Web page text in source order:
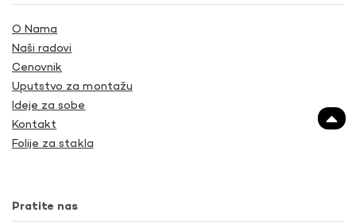
O Nama
Naši radovi
Cenovnik
Uputstvo za montažu
Ideje za sobe
Kontakt
Folije za stakla
Pratite nas